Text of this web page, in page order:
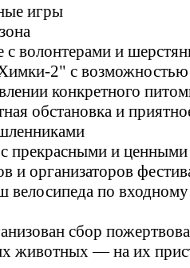
игры
с волонтерами и
2" с возможностью
конкретного
обстановка и
прекрасными и
и организаторов
по входному
сбор
животных — на их